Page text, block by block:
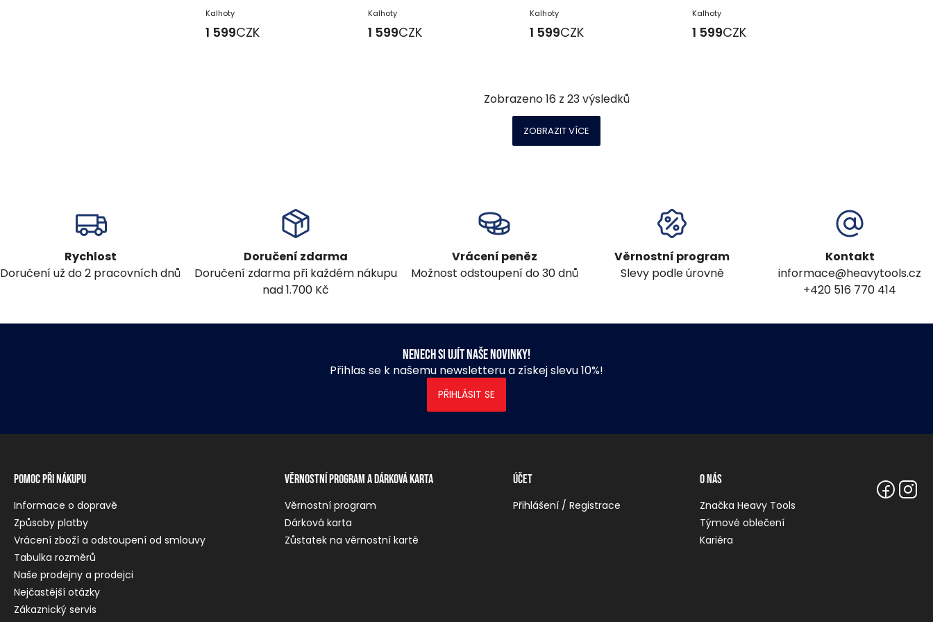
Kalhoty
1 599CZK
Kalhoty
1 599CZK
Kalhoty
1 599CZK
Kalhoty
1 599CZK
Zobrazeno16 z 23výsledků
ZOBRAZIT VÍCE
Rychlost
Doručení už do 2 pracovních dnů
Doručení zdarma
Doručení zdarma při každém nákupu
nad 1.700 Kč
Vrácení peněz
Možnost odstoupení do 30 dnů
Věrnostní program
Slevy podle úrovně
Kontakt
informace@heavytools.cz
+420 516 770 414
Nenech si ujít naše novinky!
Přihlas se k našemu newsletteru a získej slevu 10%!
PŘIHLÁSIT SE
Pomoc při nákupu
Informace o dopravě
Způsoby platby
Vrácení zboží a odstoupení od smlouvy
Tabulka rozměrů
Naše prodejny a prodejci
Nejčastější otázky
Zákaznický servis
Věrnostní program a dárková karta
Věrnostní program
Dárková karta
Zůstatek na věrnostní kartě
Účet
Přihlášení / Registrace
O nás
Značka Heavy Tools
Týmové oblečení
Kariéra